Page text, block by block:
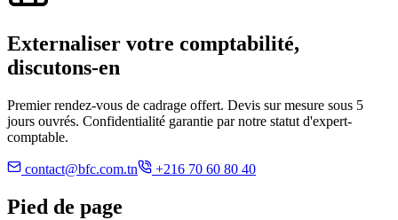
Externaliser votre comptabilité,
discutons-en
Premier rendez-vous de cadrage offert. Devis sur mesure sous 5
jours ouvrés. Confidentialité garantie par notre statut d'expert-
comptable.
contact@bfc.com.tn +216 70 60 80 40
Pied de page